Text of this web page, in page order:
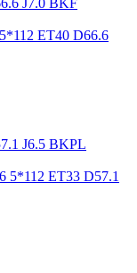
ET40 D66.6
5*112 ET33 D57.1